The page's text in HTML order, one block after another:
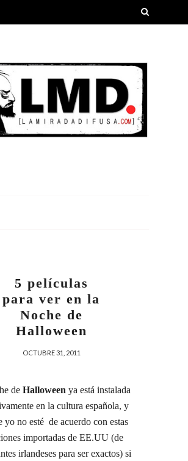
5 películas
para ver en la
Noche de
Halloween
OCTUBRE 31, 2011
de Halloween ya está instalada
en la cultura española, y
yo no esté de acuerdo con estas
importadas de EE.UU (de
irlandeses para ser exactos) si